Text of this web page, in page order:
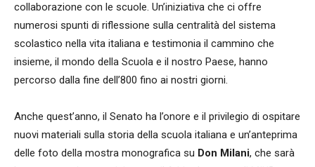
collaborazione con le scuole. Un’iniziativa che ci offre
numerosi spunti di riflessione sulla centralità del sistema
scolastico nella vita italiana e testimonia il cammino che
insieme, il mondo della Scuola e il nostro Paese, hanno
percorso dalla fine dell’800 fino ai nostri giorni.
Anche quest’anno, il Senato ha l’onore e il privilegio di ospitare
nuovi materiali sulla storia della scuola italiana e un’anteprima
delle foto della mostra monografica su Don Milani, che sarà